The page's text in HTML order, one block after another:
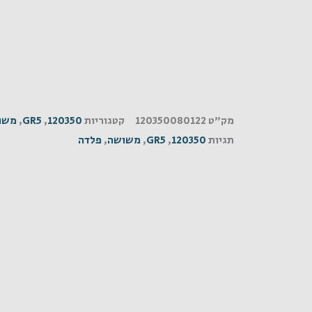
מק"ט 120350080122 קטגוריות120350
,
GR5
,
תגיות120350
,
GR5
, משושה, פלדה